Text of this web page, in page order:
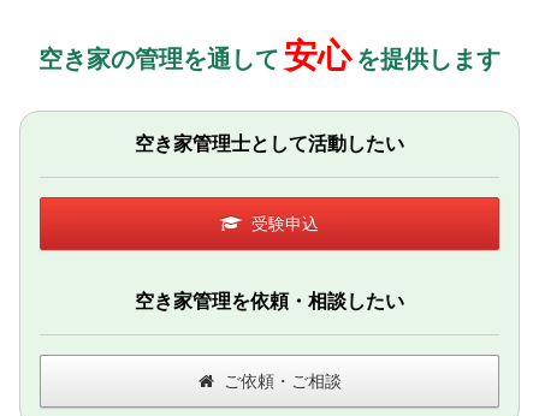
空き家の管理を通して 安心 を提供します
空き家管理士として活動したい
受験申込
空き家管理を依頼・相談したい
ご依頼・ご相談